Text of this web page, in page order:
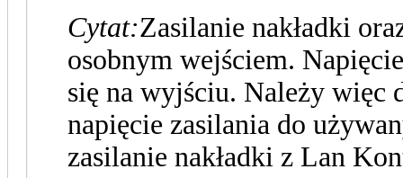
Cytat:Zasilanie nakładki
osobnym wejściem.
się na wyjściu. Należy więc
napięcie zasilania do
zasilanie nakładki z Lan